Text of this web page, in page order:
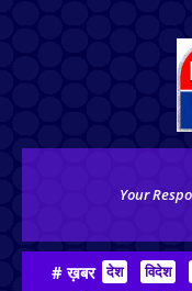
Your
# ख़बर देश विदेश